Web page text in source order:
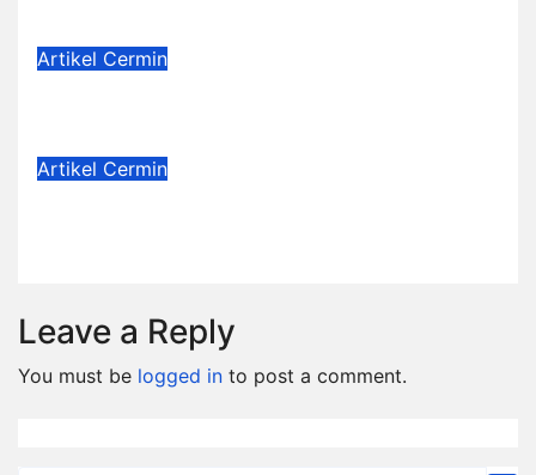
Artikel Cermin
Artikel Cermin
Leave a Reply
You must be logged in to post a comment.